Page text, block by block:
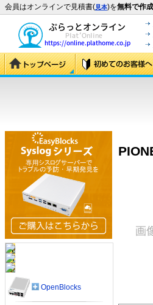
会員はオンラインで見積書(見本)を無料で作成
OpenBlocks